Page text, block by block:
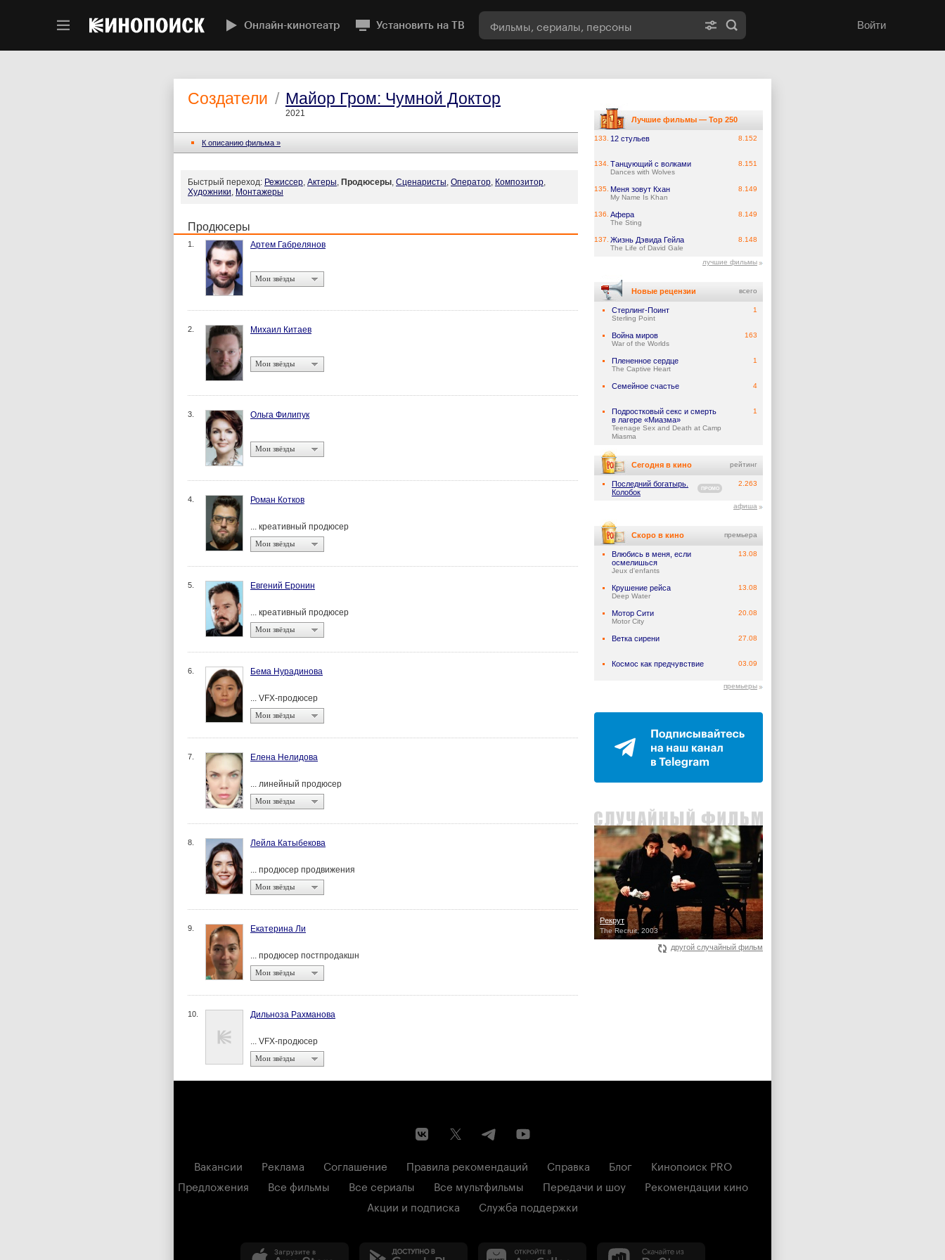
Онлайн-кинотеатр Установить на ТВ Войти
Создатели / Майор Гром: Чумной Доктор
2021
К описанию фильма »
Быстрый переход: Режиссер, Актеры, Продюсеры, Сценаристы, Оператор, Композитор,
Художники, Монтажеры
Продюсеры
1. Артем Габрелянов
Мои звёзды
2. Михаил Китаев
Мои звёзды
3. Ольга Филипук
Мои звёзды
4. Роман Котков
... креативный продюсер
Мои звёзды
5. Евгений Еронин
... креативный продюсер
Мои звёзды
6. Бема Нурадинова
... VFX-продюсер
Мои звёзды
7. Елена Нелидова
... линейный продюсер
Мои звёзды
8. Лейла Катыбекова
... продюсер продвижения
Мои звёзды
9. Екатерина Ли
... продюсер постпродакшн
Мои звёзды
10. Дильноза Рахманова
... VFX-продюсер
Мои звёзды
Лучшие фильмы — Top 250
133. 12 стульев 8.152
134. Танцующий с волками
Dances with Wolves
8.151
135. Меня зовут Кхан
My Name Is Khan
8.149
136. Афера
The Sting
8.149
137. Жизнь Дэвида Гейла
The Life of David Gale
8.148
лучшие фильмы
Новые рецензии всего
Стерлинг-Поинт
Sterling Point
1
Война миров
War of the Worlds
163
Плененное сердце
The Captive Heart
1
Семейное счастье 4
Подростковый секс и смерть
в лагере «Миазма»
Teenage Sex and Death at Camp
Miasma
1
Сегодня в кино рейтинг
Последний богатырь.
Колобок
ПРОМО
2.263
афиша
Скоро в кино премьера
Влюбись в меня, если
осмелишься
Jeux d'enfants
13.08
Крушение рейса
Deep Water
13.08
Мотор Сити
Motor City
20.08
Ветка сирени 27.08
Космос как предчувствие 03.09
премьеры
Рекрут
The Recruit, 2003
другой случайный фильм
Вакансии Реклама Соглашение Правила рекомендаций Справка Блог
Кинопоиск PRO
Предложения
Все фильмы Все сериалы Все мультфильмы Передачи и шоу
Рекомендации кино
Акции и подписка
Служба поддержки